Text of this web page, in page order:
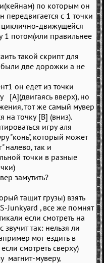
по которым он
передвигается с 1 точки
циклично-движущейся
1 потом(или правильнее
такой скрипт для
две дорожки а не
он едет из точки
[A](двигаясь вверх), но
тот же самый мувер
на точку [В] (вниз).
игру аля
"конь", который может
налево, так и
точки в разные
замутить?
тащит грузы) взять
Junkyard , все же помнят
если смотреть на
звучит так: нельзя ли
мог ездить в
смотреть сверху)
магнит-муверу,